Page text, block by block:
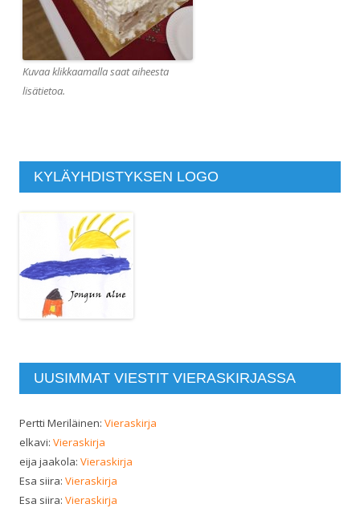
Kuvaa klikkaamalla saat aiheesta
lisätietoa.
KYLÄYHDISTYKSEN LOGO
UUSIMMAT VIESTIT VIERASKIRJASSA
Pertti Meriläinen: Vieraskirja
elkavi: Vieraskirja
eija jaakola: Vieraskirja
Esa siira: Vieraskirja
Esa siira: Vieraskirja